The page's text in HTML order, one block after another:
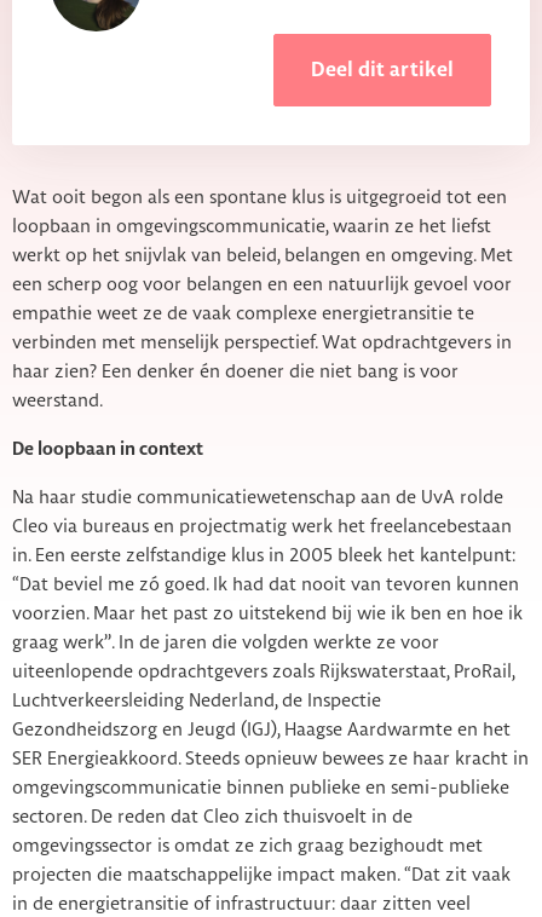
Deel dit artikel
Wat ooit begon als een spontane klus is uitgegroeid tot een
loopbaan in omgevingscommunicatie, waarin ze het liefst
werkt op het snijvlak van beleid, belangen en omgeving. Met
een scherp oog voor belangen en een natuurlijk gevoel voor
empathie weet ze de vaak complexe energietransitie te
verbinden met menselijk perspectief. Wat opdrachtgevers in
haar zien? Een denker én doener die niet bang is voor
weerstand.
De loopbaan in context
Na haar studie communicatiewetenschap aan de UvA rolde
Cleo via bureaus en projectmatig werk het freelancebestaan
in. Een eerste zelfstandige klus in 2005 bleek het kantelpunt:
“Dat beviel me zó goed. Ik had dat nooit van tevoren kunnen
voorzien. Maar het past zo uitstekend bij wie ik ben en hoe ik
graag werk’’. In de jaren die volgden werkte ze voor
uiteenlopende opdrachtgevers zoals Rijkswaterstaat, ProRail,
Luchtverkeersleiding Nederland, de Inspectie
Gezondheidszorg en Jeugd (IGJ), Haagse Aardwarmte en het
SER Energieakkoord. Steeds opnieuw bewees ze haar kracht in
omgevingscommunicatie binnen publieke en semi-publieke
sectoren. De reden dat Cleo zich thuisvoelt in de
omgevingssector is omdat ze zich graag bezighoudt met
projecten die maatschappelijke impact maken. “Dat zit vaak
in de energietransitie of infrastructuur: daar zitten veel